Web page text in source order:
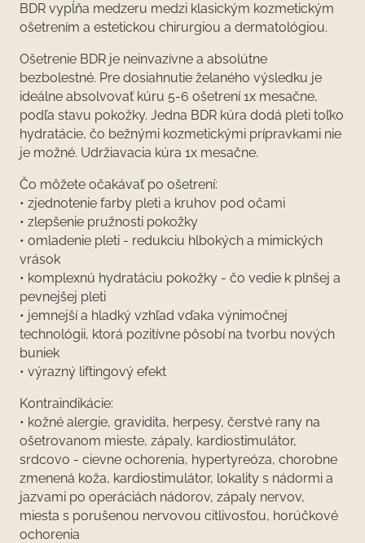
BDR vypĺňa medzeru medzi klasickým kozmetickým
ošetrením a estetickou chirurgiou a dermatológiou.
Ošetrenie BDR je neinvazívne a absolútne
bezbolestné. Pre dosiahnutie želaného výsledku je
ideálne absolvovať kúru 5-6 ošetrení 1x mesačne,
podľa stavu pokožky. Jedna BDR kúra dodá pleti toľko
hydratácie, čo bežnými kozmetickými prípravkami nie
je možné. Udržiavacia kúra 1x mesačne.
Čo môžete očakávať po ošetrení:
• zjednotenie farby pleti a kruhov pod očami
• zlepšenie pružnosti pokožky
• omladenie pleti - redukciu hlbokých a mimických
vrások
• komplexnú hydratáciu pokožky - čo vedie k plnšej a
pevnejšej pleti
• jemnejší a hladký vzhľad vďaka výnimočnej
technológii, ktorá pozitívne pôsobí na tvorbu nových
buniek
• výrazný liftingový efekt
Kontraindikácie:
• kožné alergie, gravidita, herpesy, čerstvé rany na
ošetrovanom mieste, zápaly, kardiostimulátor,
srdcovo - cievne ochorenia, hypertyreóza, chorobne
zmenená koža, kardiostimulátor, lokality s nádormi a
jazvami po operáciách nádorov, zápaly nervov,
miesta s porušenou nervovou citlivosťou, horúčkové
ochorenia